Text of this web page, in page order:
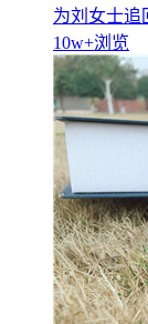
为刘女士追
10w+浏览